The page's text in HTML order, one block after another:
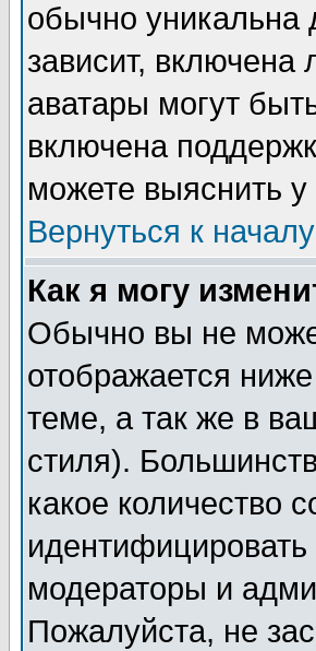
обычно уникальна
зависит, включена
аватары могут
включена
можете выяснить
Вернуться к началу
Как я могу
Обычно вы не
отображается
теме, а так же в
стиля).
какое количество
модераторы и
Пожалуйста, не